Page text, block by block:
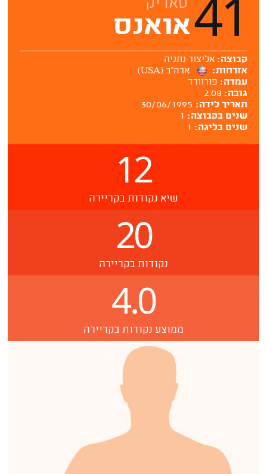
41 טאריק
אואנס
קבוצה:אליצור נתניה
אזרחות:
ארה''ב (USA)
עמדה: פורוורד
גובה: 2.08
תאריך לידה: 30/06/1995
שנים בקבוצה: 1
שנים בליגה: 1
12
שיא נקודות בקריירה
20
נקודות בקריירה
4.0
ממוצע נקודות בקריירה